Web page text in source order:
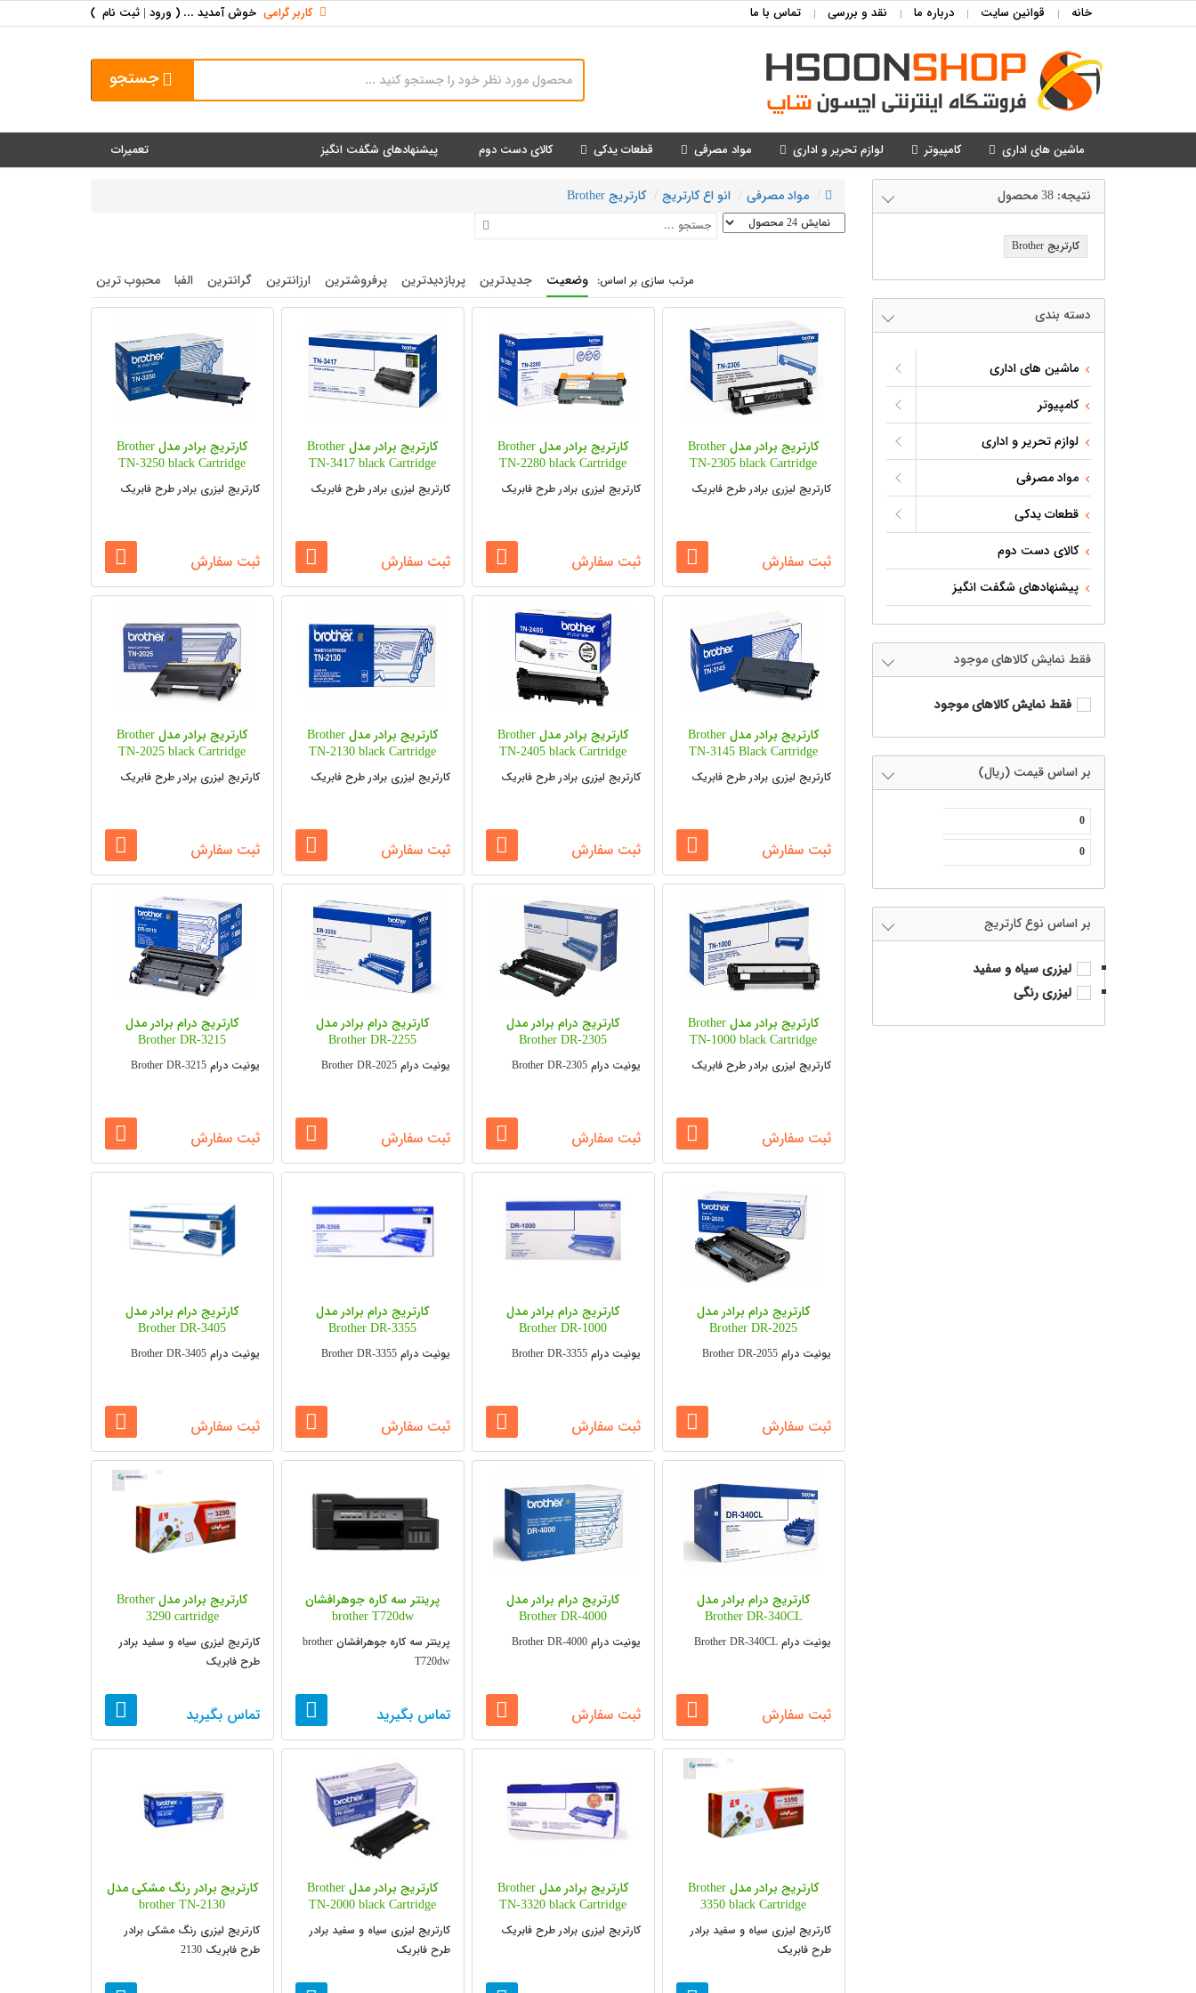
خانه قوانین سایت درباره ما نقد و بررسی تماس با ما کاربر گرامی خوش آمدید ... ( ورود | ثبت نام )
جستجو
ماشین های اداری کامپیوتر لوازم تحریر و اداری مواد مصرفی قطعات یدکی کالای دست دوم پیشنهادهای شگفت انگیز تعمیرات
مواد مصرفی انو اع کارتریج کارتریج Brother
وضعیت جدیدترین پربازدیدترین پرفروشترین ارزانترین گرانترین الفبا محبوب ترین
کارتریج برادر مدل Brother
TN-2305 black Cartridge
کارتریج لیزری برادر طرح فابریک
ثبت سفارش
کارتریج برادر مدل Brother
TN-2280 black Cartridge
کارتریج لیزری برادر طرح فابریک
ثبت سفارش
کارتریج برادر مدل Brother
TN-3417 black Cartridge
کارتریج لیزری برادر طرح فابریک
ثبت سفارش
کارتریج برادر مدل Brother
TN-3250 black Cartridge
کارتریج لیزری برادر طرح فابریک
ثبت سفارش
کارتریج برادر مدل Brother
TN-3145 Black Cartridge
کارتریج لیزری برادر طرح فابریک
ثبت سفارش
کارتریج برادر مدل Brother
TN-2405 black Cartridge
کارتریج لیزری برادر طرح فابریک
ثبت سفارش
کارتریج برادر مدل Brother
TN-2130 black Cartridge
کارتریج لیزری برادر طرح فابریک
ثبت سفارش
کارتریج برادر مدل Brother
TN-2025 black Cartridge
کارتریج لیزری برادر طرح فابریک
ثبت سفارش
کارتریج برادر مدل Brother
TN-1000 black Cartridge
کارتریج لیزری برادر طرح فابریک
ثبت سفارش
کارتریج درام برادر مدل
Brother DR-2305
یونیت درام Brother DR-2305
ثبت سفارش
کارتریج درام برادر مدل
Brother DR-2255
یونیت درام Brother DR-2025
ثبت سفارش
کارتریج درام برادر مدل
Brother DR-3215
یونیت درام Brother DR-3215
ثبت سفارش
کارتریج درام برادر مدل
Brother DR-2025
یونیت درام Brother DR-2055
ثبت سفارش
کارتریج درام برادر مدل
Brother DR-1000
یونیت درام Brother DR-3355
ثبت سفارش
کارتریج درام برادر مدل
Brother DR-3355
یونیت درام Brother DR-3355
ثبت سفارش
کارتریج درام برادر مدل
Brother DR-3405
یونیت درام Brother DR-3405
ثبت سفارش
کارتریج درام برادر مدل
Brother DR-340CL
یونیت درام Brother DR-340CL
ثبت سفارش
کارتریج درام برادر مدل
Brother DR-4000
یونیت درام Brother DR-4000
ثبت سفارش
پرینتر سه کاره جوهرافشان
brother T720dw
پرینتر سه کاره جوهرافشان brother
T720dw
تماس بگیرید
کارتریج برادر مدل Brother
3290 cartridge
کارتریج لیزری سیاه و سفید برادر
طرح فابریک
تماس بگیرید
کارتریج برادر مدل Brother
3350 black Cartridge
کارتریج لیزری سیاه و سفید برادر
طرح فابریک
کارتریج برادر مدل Brother
TN-3320 black Cartridge
کارتریج لیزری برادر طرح فابریک
کارتریج برادر مدل Brother
TN-2000 black Cartridge
کارتریج لیزری سیاه و سفید برادر
طرح فابریک
کارتریج برادر رنگ مشکی مدل
brother TN-2130
کارتریج لیزری رنگ مشکی برادر
طرح فابریک 2130
نتیجه: 38محصول
کارتریج Brother
دسته بندی
ماشین های اداری
کامپیوتر
لوازم تحریر و اداری
مواد مصرفی
قطعات یدکی
کالای دست دوم
پیشنهادهای شگفت انگیز
فقط نمایش کالاهای موجود
فقط نمایش کالاهای موجود
بر اساس قیمت (ریال)
نوع کارتریج
لیزری سیاه و سفید
لیزری رنگی